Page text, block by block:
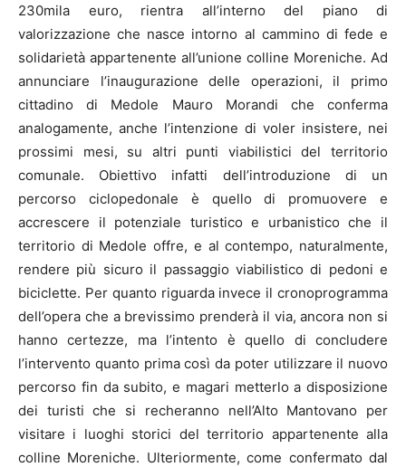
230mila euro, rientra all’interno del piano di
valorizzazione che nasce intorno al cammino di fede e
solidarietà appartenente all’unione colline Moreniche. Ad
annunciare l’inaugurazione delle operazioni, il primo
cittadino di Medole Mauro Morandi che conferma
analogamente, anche l’intenzione di voler insistere, nei
prossimi mesi, su altri punti viabilistici del territorio
comunale. Obiettivo infatti dell’introduzione di un
percorso ciclopedonale è quello di promuovere e
accrescere il potenziale turistico e urbanistico che il
territorio di Medole offre, e al contempo, naturalmente,
rendere più sicuro il passaggio viabilistico di pedoni e
biciclette. Per quanto riguarda invece il cronoprogramma
dell’opera che a brevissimo prenderà il via, ancora non si
hanno certezze, ma l’intento è quello di concludere
l’intervento quanto prima così da poter utilizzare il nuovo
percorso fin da subito, e magari metterlo a disposizione
dei turisti che si recheranno nell’Alto Mantovano per
visitare i luoghi storici del territorio appartenente alla
colline Moreniche. Ulteriormente, come confermato dal